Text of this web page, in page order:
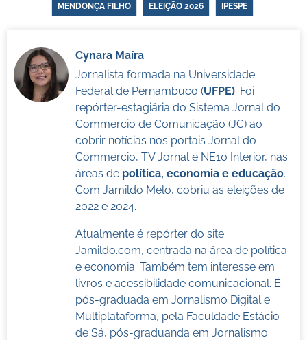
MENDONÇA FILHO ELEIÇÃO 2026 IPESPE
Cynara Maíra
Jornalista formada na Universidade
Federal de Pernambuco (UFPE). Foi
repórter-estagiária do Sistema Jornal do
Commercio de Comunicação (JC) ao
cobrir notícias nos portais Jornal do
Commercio, TV Jornal e NE10 Interior, nas
áreas de política, economia e educação.
Com Jamildo Melo, cobriu as eleições de
2022 e 2024.
Atualmente é repórter do site
Jamildo.com, centrada na área de política
e economia. Também tem interesse em
livros e acessibilidade comunicacional. É
pós-graduada em Jornalismo Digital e
Multiplataforma, pela Faculdade Estácio
de Sá, pós-graduanda em Jornalismo